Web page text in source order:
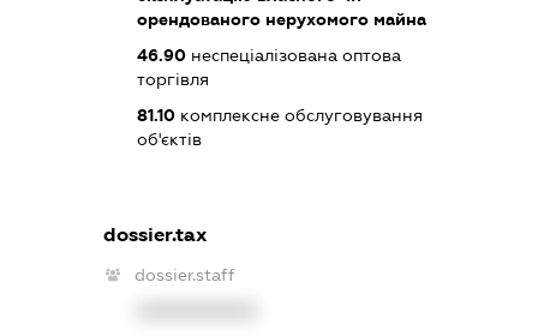
орендованого нерухомого майна
46.90неспеціалізована оптова
торгівля
81.10комплексне обслуговування
об'єктів
dossier.tax
dossier.staff